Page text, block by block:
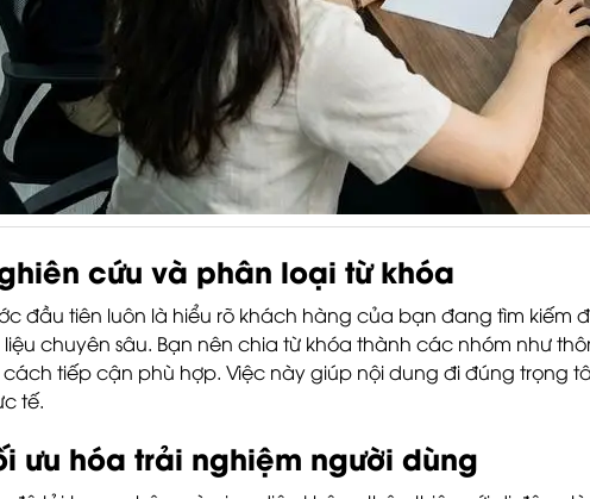
cứu và phân loại từ khóa
đầu tiên luôn là hiểu rõ khách hàng của bạn đang tìm kiếm
chuyên sâu. Bạn nên chia từ khóa thành các nhóm như
tiếp cận phù hợp. Việc này giúp nội dung đi đúng trọng
tế.
ưu hóa trải nghiệm người dùng